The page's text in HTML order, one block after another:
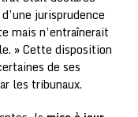
jurisprudence
mais n’entraînerait
» Cette disposition
de ses
les tribunaux.